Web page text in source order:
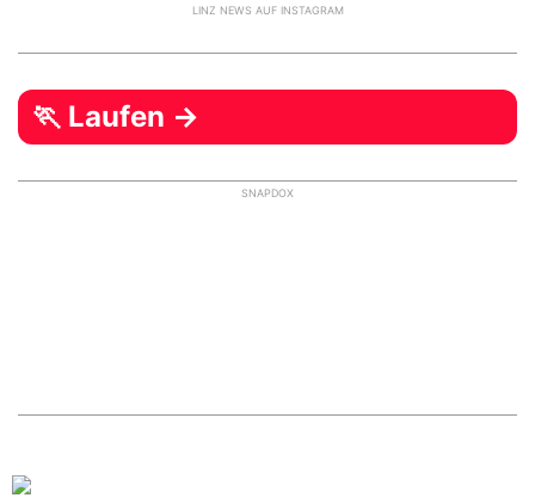
LINZ NEWS AUF INSTAGRAM
🏃 Laufen →
SNAPDOX